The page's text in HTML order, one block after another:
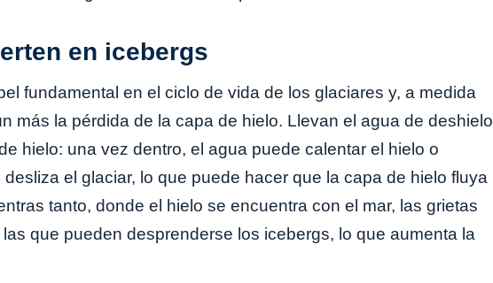
en icebergs
fundamental en el ciclo de vida de los glaciares y, a medida
más la pérdida de la capa de hielo. Llevan el agua de deshielo
hielo: una vez dentro, el agua puede calentar el hielo o
el glaciar, lo que puede hacer que la capa de hielo fluya
tanto, donde el hielo se encuentra con el mar, las grietas
que pueden desprenderse los icebergs, lo que aumenta la